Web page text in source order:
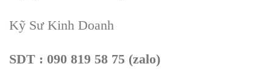
Kỹ Sư Kinh Doanh
SDT : 090 819 58 75 (zalo)